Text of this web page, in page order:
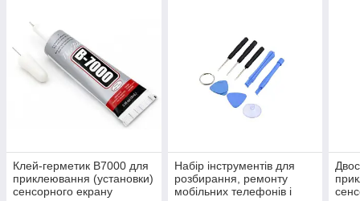
Клей-герметик B7000 для
приклеювання (установки)
сенсорного екрану
Набір інструментів для
розбирання, ремонту
мобільних телефонів і